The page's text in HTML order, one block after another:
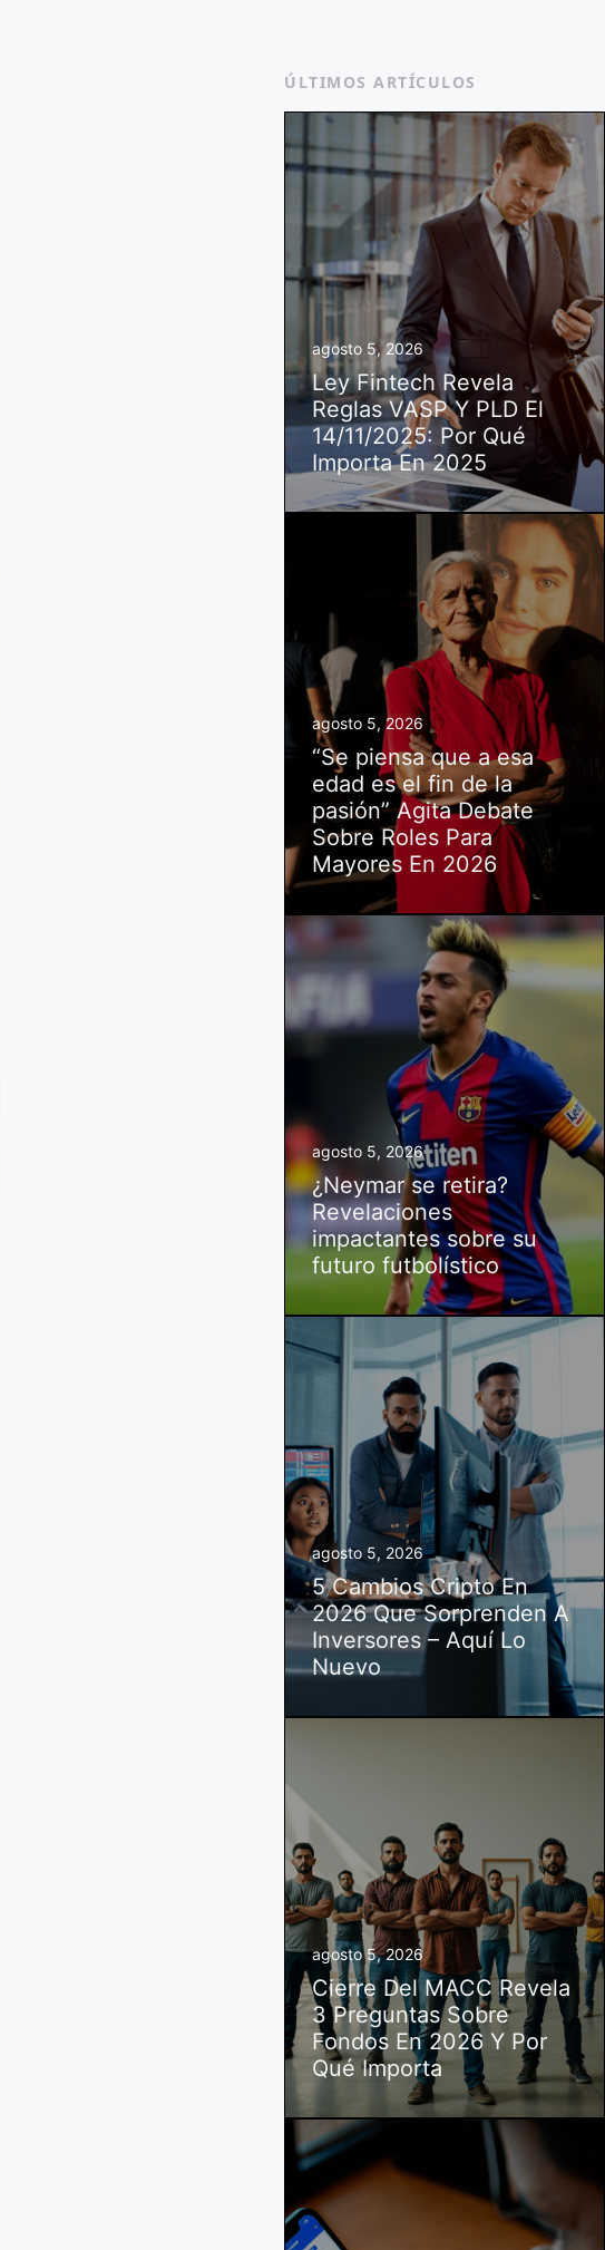
ÚLTIMOS ARTÍCULOS
agosto 5, 2026
Ley Fintech Revela
Reglas VASP Y PLD El
14/11/2025: Por Qué
Importa En 2025
agosto 5, 2026
“Se piensa que a esa
edad es el fin de la
pasión” Agita Debate
Sobre Roles Para
Mayores En 2026
agosto 5, 2026
¿Neymar se retira?
Revelaciones
impactantes sobre su
futuro futbolístico
agosto 5, 2026
5 Cambios Cripto En
2026 Que Sorprenden A
Inversores – Aquí Lo
Nuevo
agosto 5, 2026
Cierre Del MACC Revela
3 Preguntas Sobre
Fondos En 2026 Y Por
Qué Importa